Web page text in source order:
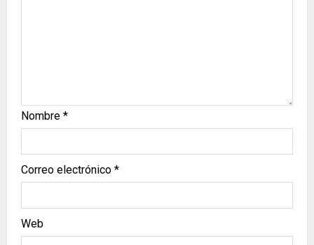
Nombre *
Correo electrónico *
Web